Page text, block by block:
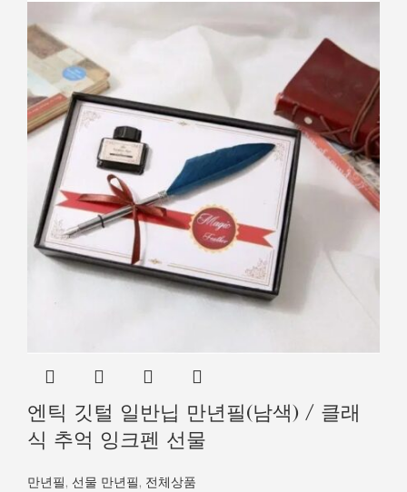
엔틱 깃털 일반닙 만년필(남색) / 클래
식 추억 잉크펜 선물
만년필, 선물 만년필, 전체상품